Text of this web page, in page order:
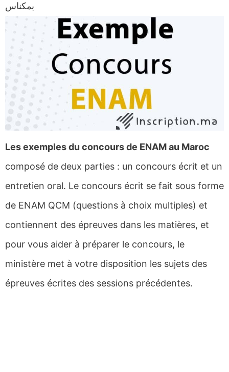
بمكناس
Les exemples du concours de ENAM au Maroc
composé de deux parties : un concours écrit et un
entretien oral. Le concours écrit se fait sous forme
de ENAM QCM (questions à choix multiples) et
contiennent des épreuves dans les matières, et
pour vous aider à préparer le concours, le
ministère met à votre disposition les sujets des
épreuves écrites des sessions précédentes.